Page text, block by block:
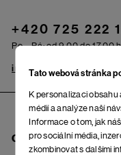
Tato webová stránka
K personalizaci
médií a analýze naší
Informace o tom, jak
pro sociální média,
zkombinovat s dalšími
+420 725 222
Po – Pá: od 9.00 do 17.00
info@woox.cz
Chci odebírat